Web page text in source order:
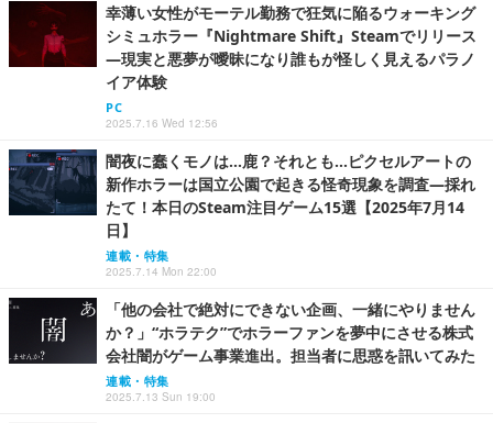
幸薄い女性がモーテル勤務で狂気に陥るウォーキング
シミュホラー『Nightmare Shift』Steamでリリース
―現実と悪夢が曖昧になり誰もが怪しく見えるパラノ
イア体験
PC
2025.7.16 Wed 12:56
闇夜に蠢くモノは…鹿？それとも…ピクセルアートの
新作ホラーは国立公園で起きる怪奇現象を調査―採れ
たて！本日のSteam注目ゲーム15選【2025年7月14
日】
連載・特集
2025.7.14 Mon 22:00
「他の会社で絶対にできない企画、一緒にやりません
か？」“ホラテク”でホラーファンを夢中にさせる株式
会社闇がゲーム事業進出。担当者に思惑を訊いてみた
連載・特集
2025.7.13 Sun 19:00